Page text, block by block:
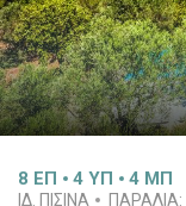
8 ΕΠ 4 ΥΠ 4 ΜΠ
ΙΔ. ΠΙΣΊΝΑ ΠΑΡΑΛΊΑ: